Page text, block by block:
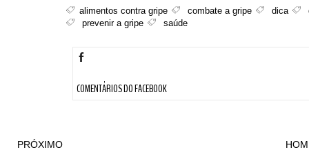
alimentos contra gripe combate a gripe dica
prevenir a gripe
saúde
COMENTÁRIOS DO FACEBOOK
PRÓXIMO